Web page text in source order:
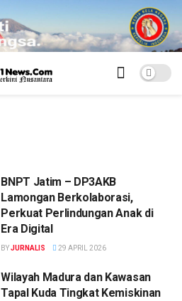
BNPT Jatim – DP3AKB
Lamongan Berkolaborasi,
Perkuat Perlindungan Anak di
Era Digital
BYJURNALIS 29 APRIL 2026
Wilayah Madura dan Kawasan
Tapal Kuda Tingkat Kemiskinan